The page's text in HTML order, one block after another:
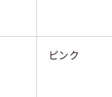
ピンク